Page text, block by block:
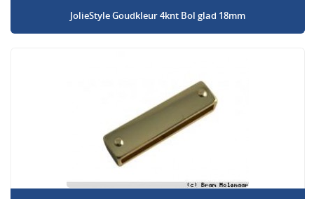
JolieStyle Goudkleur 4knt Bol glad 18mm